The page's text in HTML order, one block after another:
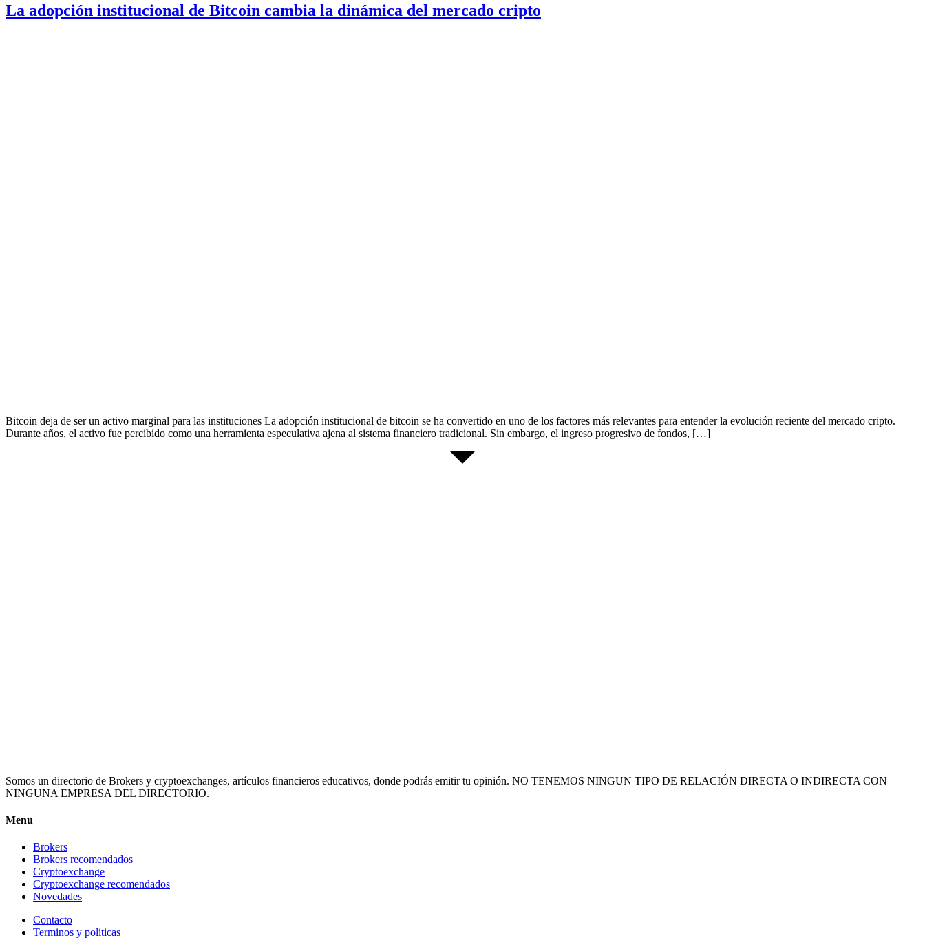
La adopción institucional de Bitcoin cambia la dinámica del mercado cripto
Bitcoin deja de ser un activo marginal para las instituciones La adopción institucional de bitcoin se ha convertido en uno de los factores más relevantes para entender la evolución reciente del mercado cripto.
Durante años, el activo fue percibido como una herramienta especulativa ajena al sistema financiero tradicional. Sin embargo, el ingreso progresivo de fondos, […]
Somos un directorio de Brokers y cryptoexchanges, artículos financieros educativos, donde podrás emitir tu opinión. NO TENEMOS NINGUN TIPO DE RELACIÓN DIRECTA O INDIRECTA CON
NINGUNA EMPRESA DEL DIRECTORIO.
Menu
Brokers
Brokers recomendados
Cryptoexchange
Cryptoexchange recomendados
Novedades
Contacto
Terminos y politicas